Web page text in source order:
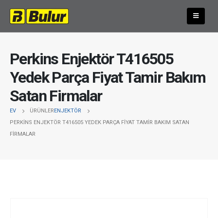
Perkins Enjektör T416505
Yedek Parça Fiyat Tamir Bakım
Satan Firmalar
EV ÜRÜNLERENJEKTÖR
PERKINS ENJEKTÖR T416505 YEDEK PARÇA FIYAT TAMIR BAKIM SATAN
FIRMALAR